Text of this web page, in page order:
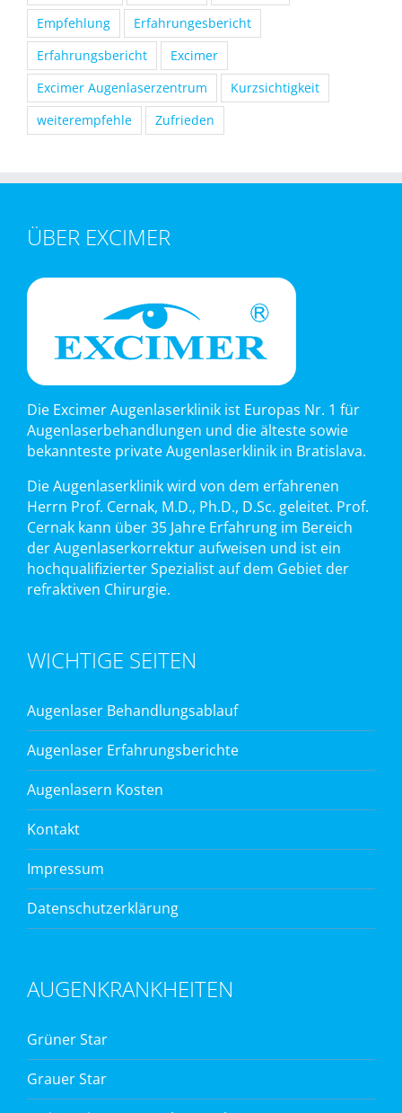
Empfehlung
Erfahrungesbericht
Erfahrungsbericht
Excimer
Excimer Augenlaserzentrum
Kurzsichtigkeit
weiterempfehle
Zufrieden
ÜBER EXCIMER
Die Excimer Augenlaserklinik ist Europas Nr. 1 für
Augenlaserbehandlungen und die älteste sowie
bekannteste private Augenlaserklinik in Bratislava.
Die Augenlaserklinik wird von dem erfahrenen
Herrn Prof. Cernak, M.D., Ph.D., D.Sc. geleitet. Prof.
Cernak kann über 35 Jahre Erfahrung im Bereich
der Augenlaserkorrektur aufweisen und ist ein
hochqualifizierter Spezialist auf dem Gebiet der
refraktiven Chirurgie.
WICHTIGE SEITEN
Augenlaser Behandlungsablauf
Augenlaser Erfahrungsberichte
Augenlasern Kosten
Kontakt
Impressum
Datenschutzerklärung
AUGENKRANKHEITEN
Grüner Star
Grauer Star